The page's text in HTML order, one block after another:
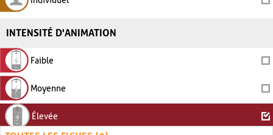
INTENSITÉ D'ANIMATION
Faible
Moyenne
Élevée